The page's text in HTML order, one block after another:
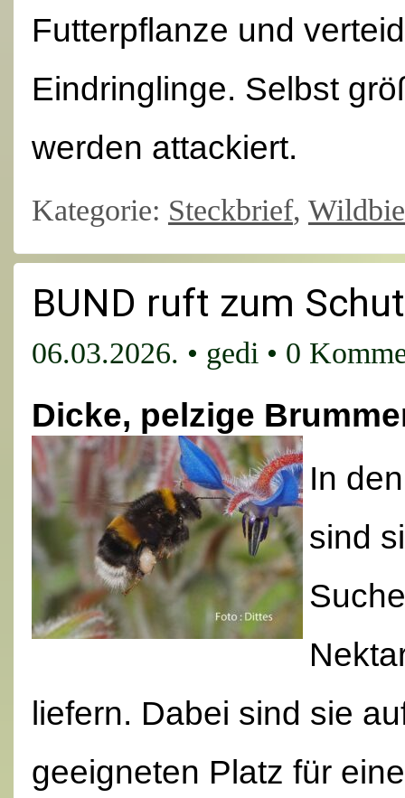
Futterpflanze und
Eindringlinge. Selbst
werden attackiert.
Kategorie: Steckbrief,
BUND ruft zum
06.03.2026. • gedi • 0
Dicke, pelzige
In
sind
liefern. Dabei sind sie
geeigneten Platz für